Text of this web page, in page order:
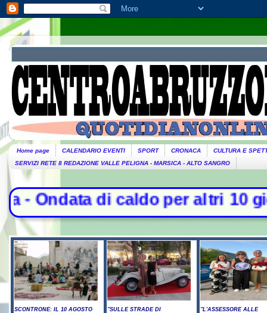
Home page CALENDARIO EVENTI SPORT CRONACA
CULTURA E
SERVIZI RETE 8 REDAZIONE VALLE PELIGNA - MARSICA - ALTO SANGRO
caldo per altri 10 giorni:
SCONTRONE: IL 10 AGOSTO
"SULLE STRADE DI
"L'ASSESSORE ALLE